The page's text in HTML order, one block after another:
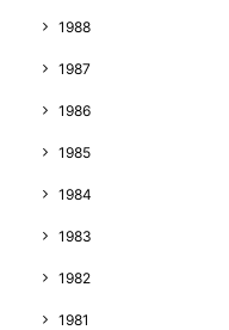
1988
1987
1986
1985
1984
1983
1982
1981